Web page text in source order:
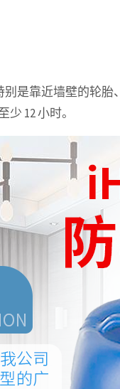
别是靠近墙壁的轮
12 小时。